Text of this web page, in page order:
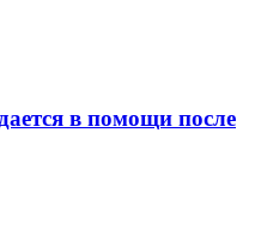
в помощи после